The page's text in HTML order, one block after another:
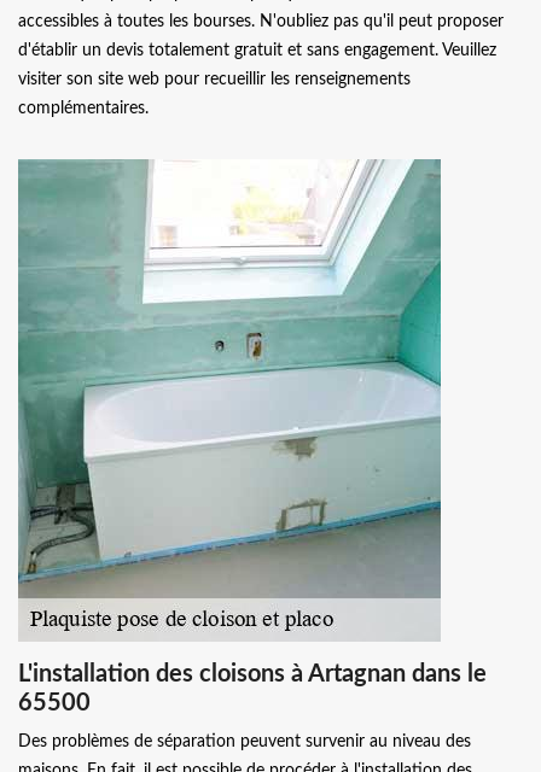
accessibles à toutes les bourses. N'oubliez pas qu'il peut proposer
d'établir un devis totalement gratuit et sans engagement. Veuillez
visiter son site web pour recueillir les renseignements
complémentaires.
L'installation des cloisons à Artagnan dans le
65500
Des problèmes de séparation peuvent survenir au niveau des